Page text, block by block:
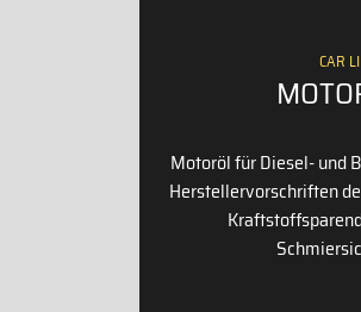
CAR
Motoröl für Diesel- und
Herstellervorschriften